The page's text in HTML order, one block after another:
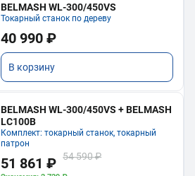
BELMASH WL-300/450VS
Токарный станок по дереву
40 990 ₽
В корзину
BELMASH WL-300/450VS + BELMASH
LC100B
Комплект: токарный станок, токарный
патрон
51 861 ₽ 54 590 ₽